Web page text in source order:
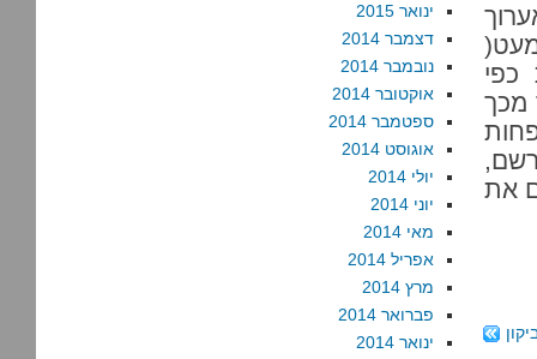
אערוך
כפי
מכך
20 ש”ח לפחות
את
ינואר 2015
דצמבר 2014
נובמבר 2014
אוקטובר 2014
ספטמבר 2014
אוגוסט 2014
יולי 2014
יוני 2014
מאי 2014
אפריל 2014
מרץ 2014
פברואר 2014
ינואר 2014